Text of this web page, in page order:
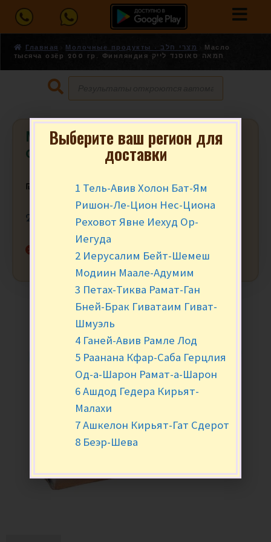
Главная Молочные продукты - מצרי חלב
Масло
тысяча озёр 200 гр. Финляндия חמאה סאוסנד לייק
Масло тысяча озёр 200 гр.
Финляндия חמאה סאוסנד לייק
₪ 12.90 за шт.
200 гр.
Нет в наличии
Выберите ваш регион для
доставки
1 Тель-Авив Холон Бат-Ям
Ришон-Ле-Цион Нес-Циона
Реховот Явне Иехуд Ор-
Иегуда
2 Иерусалим Бейт-Шемеш
Модиин Маале-Адумим
3 Петах-Тиква Рамат-Ган
Бней-Брак Гиватаим Гиват-
Шмуэль
4 Ганей-Авив Рамле Лод
5 Раанана Кфар-Саба Герцлия
Од-а-Шарон Рамат-а-Шарон
6 Ашдод Гедера Кирьят-
Малахи
7 Ашкелон Кирьят-Гат Сдерот
8 Беэр-Шева